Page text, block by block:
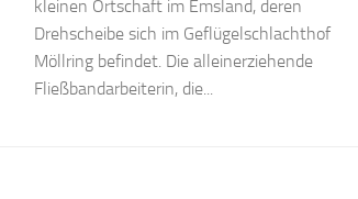
kleinen Ortschaft im Emsland, deren
Drehscheibe sich im Geflügelschlachthof
Möllring befindet. Die alleinerziehende
Fließbandarbeiterin, die...